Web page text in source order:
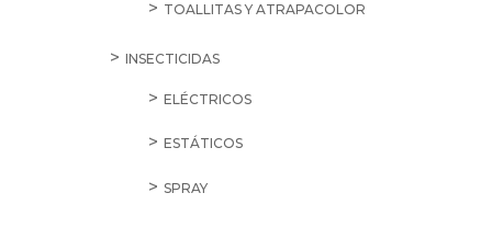
TOALLITAS Y ATRAPACOLOR
INSECTICIDAS
ELÉCTRICOS
ESTÁTICOS
SPRAY